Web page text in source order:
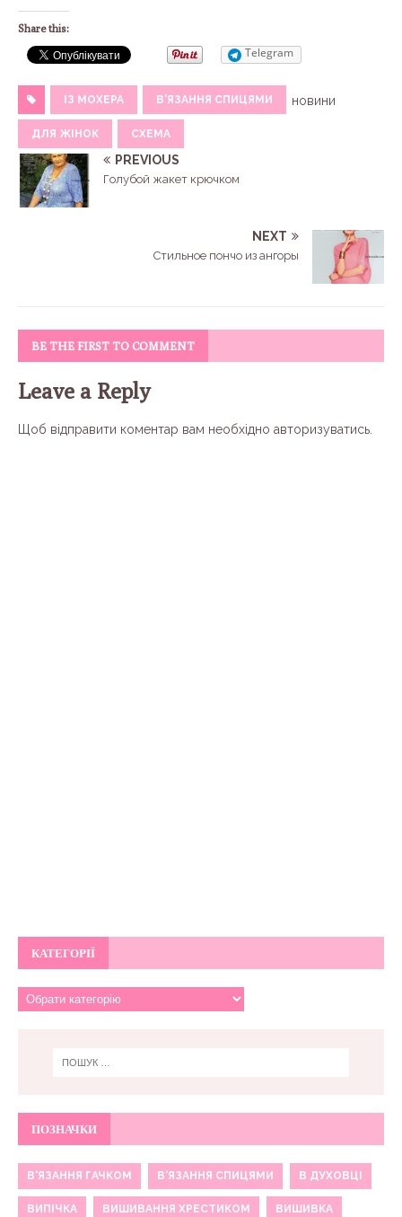
Share this:
Telegram
ІЗ МОХЕРА В'ЯЗАННЯ СПИЦЯМИ
ДЛЯ ЖІНОК СХЕМА
новини
PREVIOUS
Голубой жакет крючком
NEXT
Стильное пончо из ангоры
BE THE FIRST TO COMMENT
Leave a Reply
Щоб відправити коментар вам необхідно авторизуватись.
КАТЕГОРІЇ
ПОЗНАЧКИ
В'ЯЗАННЯ ГАЧКОМ В'ЯЗАННЯ СПИЦЯМИ В ДУХОВЦІ
ВИПІЧКА ВИШИВАННЯ ХРЕСТИКОМ ВИШИВКА